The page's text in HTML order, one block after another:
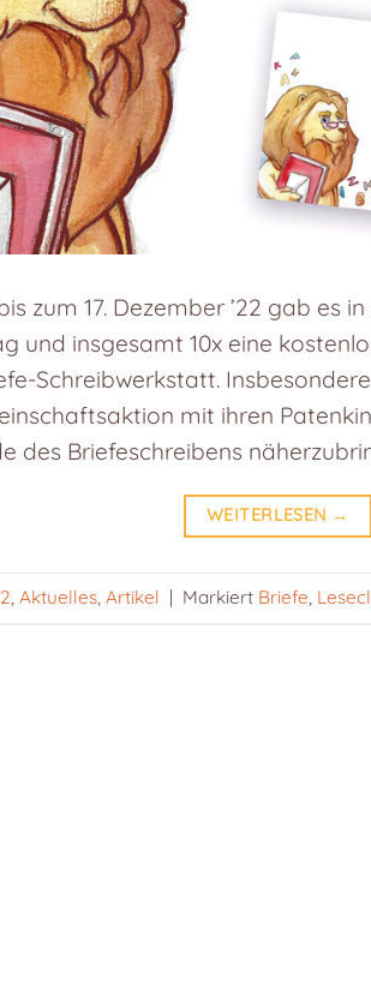
zum 17. Dezember ’22 gab es
und insgesamt 10x eine
Schreibwerkstatt.
mit ihren
des Briefeschreibens
WEITERLESEN →
, Aktuelles, Artikel | Markiert Briefe,